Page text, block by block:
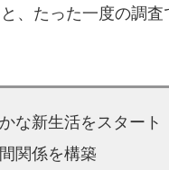
、たった一度の調
な新生活をスタート
関係を構築